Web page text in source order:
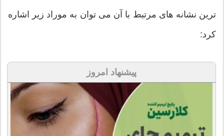
ترین نشانه های مرتبط با آن می توان به موراد زیر اشاره
کرد:
پیشنهاد امروز